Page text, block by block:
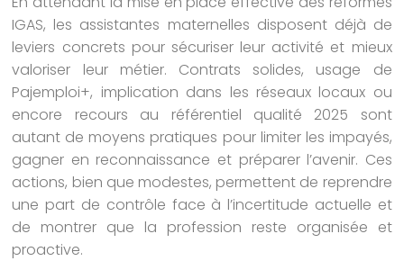
IGAS, les assistantes maternelles disposent déjà de
leviers concrets pour sécuriser leur activité et mieux
valoriser leur métier. Contrats solides, usage de
Pajemploi+, implication dans les réseaux locaux ou
encore recours au référentiel qualité 2025 sont
autant de moyens pratiques pour limiter les impayés,
gagner en reconnaissance et préparer l’avenir. Ces
actions, bien que modestes, permettent de reprendre
une part de contrôle face à l’incertitude actuelle et
de montrer que la profession reste organisée et
proactive.